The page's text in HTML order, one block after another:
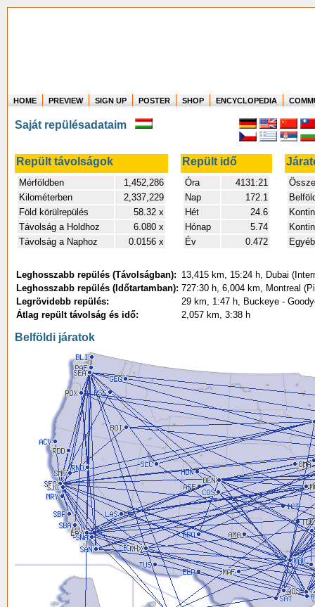
Where in the world have you flown?
How long have you been in the air?
Create your own FlightMemory and see!
HOME PREVIEW SIGN UP POSTER SHOP ENCYCLOPEDIA
Saját repülésadataim
Repült távolságok Repült idő
Mérföldben
1,452,286
Kilométerben
2,337,229
Föld körülrepülés
58.32 x
Távolság a Holdhoz
6.080 x
Távolság a Naphoz
0.0156 x
Óra
4131:21
Nap
172.1
Hét
24.6
Hónap
5.74
Év
0.472
Leghosszabb repülés (Távolságban): 13,415 km, 15:24 h, Dubai
Leghosszabb repülés (Időtartamban): 727:30 h, 6,004 km, Montreal
Legrövidebb repülés:
29 km, 1:47 h, Buckeye -
Átlag repült távolság és idő:
2,057 km, 3:38 h
Belföldi járatok